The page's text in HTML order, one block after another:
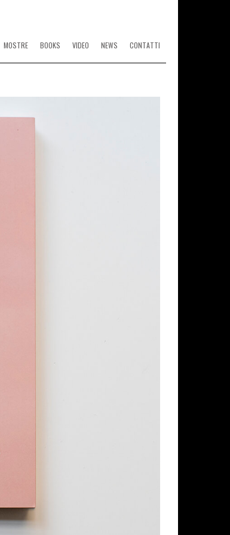
MOSTRE BOOKS VIDEO NEWS CONTATTI